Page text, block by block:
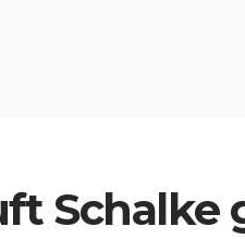
Schalke